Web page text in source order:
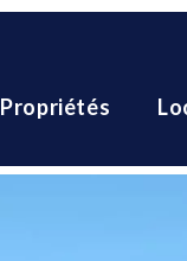
Propriétés